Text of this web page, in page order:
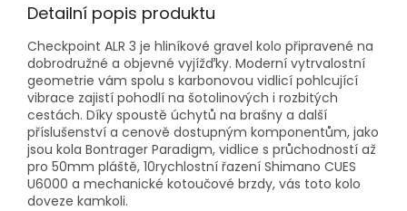
Detailní popis produktu
Checkpoint ALR 3 je hliníkové gravel kolo připravené na
dobrodružné a objevné vyjížďky. Moderní vytrvalostní
geometrie vám spolu s karbonovou vidlicí pohlcující
vibrace zajistí pohodlí na šotolinových i rozbitých
cestách. Díky spoustě úchytů na brašny a další
příslušenství a cenově dostupným komponentům, jako
jsou kola Bontrager Paradigm, vidlice s průchodností až
pro 50mm pláště, 10rychlostní řazení Shimano CUES
U6000 a mechanické kotoučové brzdy, vás toto kolo
doveze kamkoli.